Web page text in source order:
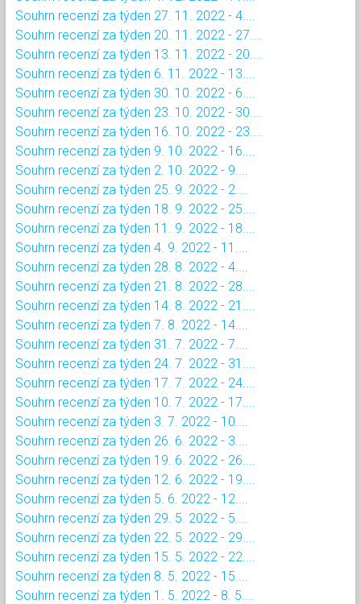
Souhrn recenzí za týden 27. 11. 2022 - 4....
Souhrn recenzí za týden 20. 11. 2022 - 27....
Souhrn recenzí za týden 13. 11. 2022 - 20....
Souhrn recenzí za týden 6. 11. 2022 - 13....
Souhrn recenzí za týden 30. 10. 2022 - 6....
Souhrn recenzí za týden 23. 10. 2022 - 30....
Souhrn recenzí za týden 16. 10. 2022 - 23....
Souhrn recenzí za týden 9. 10. 2022 - 16....
Souhrn recenzí za týden 2. 10. 2022 - 9....
Souhrn recenzí za týden 25. 9. 2022 - 2....
Souhrn recenzí za týden 18. 9. 2022 - 25....
Souhrn recenzí za týden 11. 9. 2022 - 18....
Souhrn recenzí za týden 4. 9. 2022 - 11....
Souhrn recenzí za týden 28. 8. 2022 - 4....
Souhrn recenzí za týden 21. 8. 2022 - 28....
Souhrn recenzí za týden 14. 8. 2022 - 21....
Souhrn recenzí za týden 7. 8. 2022 - 14....
Souhrn recenzí za týden 31. 7. 2022 - 7....
Souhrn recenzí za týden 24. 7. 2022 - 31....
Souhrn recenzí za týden 17. 7. 2022 - 24....
Souhrn recenzí za týden 10. 7. 2022 - 17....
Souhrn recenzí za týden 3. 7. 2022 - 10....
Souhrn recenzí za týden 26. 6. 2022 - 3....
Souhrn recenzí za týden 19. 6. 2022 - 26....
Souhrn recenzí za týden 12. 6. 2022 - 19....
Souhrn recenzí za týden 5. 6. 2022 - 12....
Souhrn recenzí za týden 29. 5. 2022 - 5....
Souhrn recenzí za týden 22. 5. 2022 - 29....
Souhrn recenzí za týden 15. 5. 2022 - 22....
Souhrn recenzí za týden 8. 5. 2022 - 15....
Souhrn recenzí za týden 1. 5. 2022 - 8. 5....